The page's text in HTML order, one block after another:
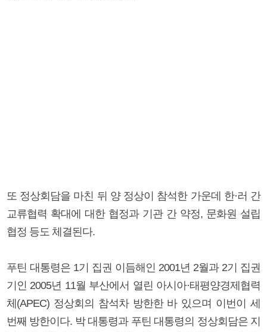
또 정상회담을 마친 뒤 양 정상이 참석한 가운데 한·러 간
교류협력 확대에 대한 협정과 기관 간 약정, 문화원 설립
협정 등도 체결된다.
푸틴 대통령은 1기 집권 이듬해인 2001년 2월과 2기 집권
기인 2005년 11월 부산에서 열린 아시아·태평양경제협력
체(APEC) 정상회의 참석차 방한한 바 있으며 이번이 세
번째 방한이다. 박 대통령과 푸틴 대통령의 정상회담은 지